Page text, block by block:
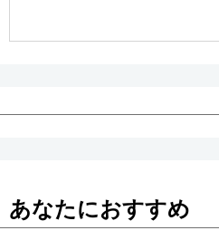
公式
あなたにおすすめ